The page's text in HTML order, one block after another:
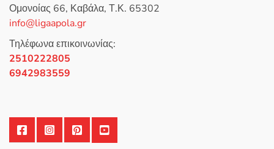
α
π
ό
5
Ομονοίας 66, Καβάλα, Τ.Κ. 65302
info@ligaapola.gr
Τηλέφωνα επικοινωνίας:
2510222805
6942983559